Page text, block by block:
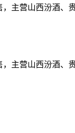
主营山西汾酒
主营山西汾酒